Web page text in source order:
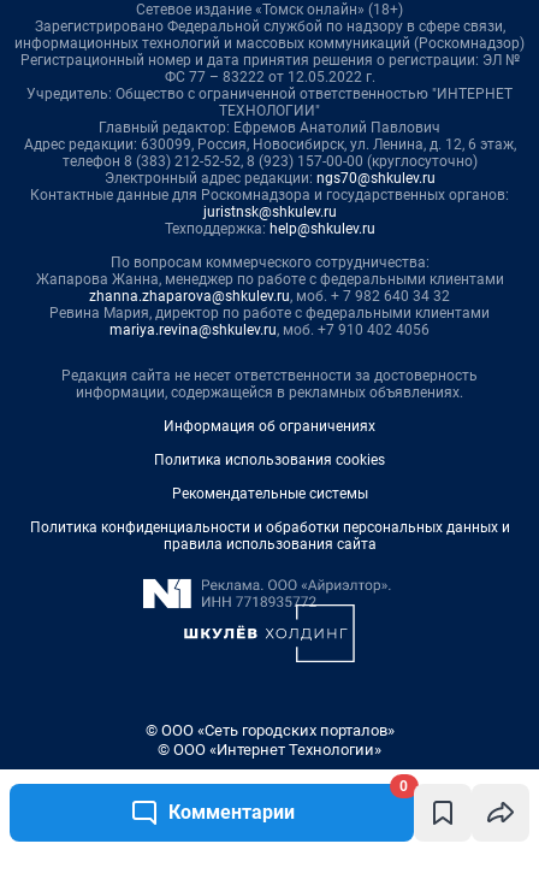
Комментарии
0
Сетевое издание «Томск онлайн» (18+)
Зарегистрировано Федеральной службой по надзору в сфере связи,
информационных технологий и массовых коммуникаций (Роскомнадзор)
Регистрационный номер и дата принятия решения о регистрации: ЭЛ №
ФС 77 – 83222 от 12.05.2022 г.
Учредитель: Общество с ограниченной ответственностью "ИНТЕРНЕТ
ТЕХНОЛОГИИ"
Главный редактор: Ефремов Анатолий Павлович
Адрес редакции: 630099, Россия, Новосибирск, ул. Ленина, д. 12, 6 этаж,
телефон 8 (383) 212-52-52, 8 (923) 157-00-00 (круглосуточно)
Электронный адрес редакции: ngs70@shkulev.ru
Контактные данные для Роскомнадзора и государственных органов:
juristnsk@shkulev.ru
Техподдержка: help@shkulev.ru
По вопросам коммерческого сотрудничества:
Жапарова Жанна, менеджер по работе с федеральными клиентами
zhanna.zhaparova@shkulev.ru, моб. + 7 982 640 34 32
Ревина Мария, директор по работе с федеральными клиентами
mariya.revina@shkulev.ru, моб. +7 910 402 4056
Редакция сайта не несет ответственности за достоверность
информации, содержащейся в рекламных объявлениях.
Информация об ограничениях
Политика использования cookies
Рекомендательные системы
Политика конфиденциальности и обработки персональных данных и
правила использования сайта
© ООО «Сеть городских порталов»
© ООО «Интернет Технологии»